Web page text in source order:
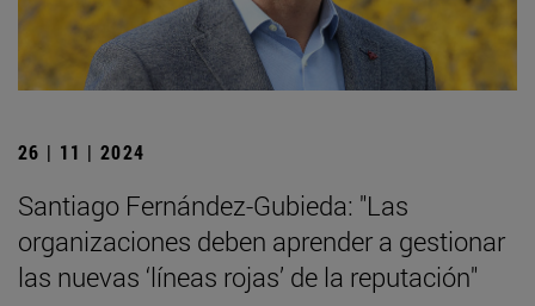
26 | 11 | 2024
Santiago Fernández-Gubieda: "Las
organizaciones deben aprender a gestionar
las nuevas ‘líneas rojas’ de la reputación"